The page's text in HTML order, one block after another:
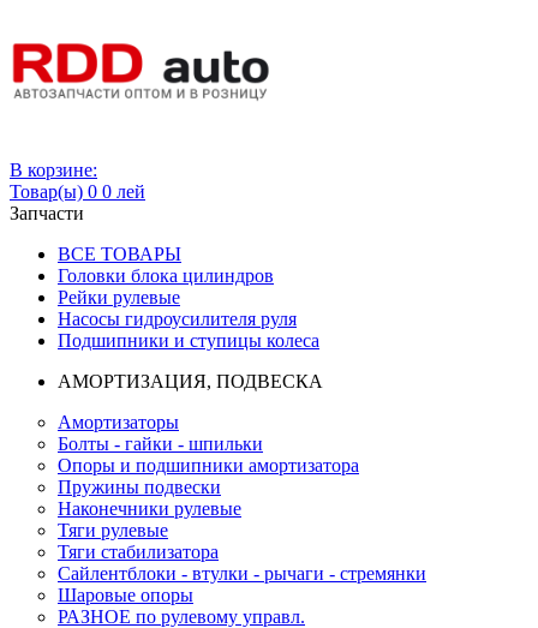
В корзине:
Товар(ы) 0 0 лей
Запчасти
ВСЕ ТОВАРЫ
Головки блока цилиндров
Рейки рулевые
Насосы гидроусилителя руля
Подшипники и ступицы колеса
АМОРТИЗАЦИЯ, ПОДВЕСКА
Амортизаторы
Болты - гайки - шпильки
Опоры и подшипники амортизатора
Пружины подвески
Наконечники рулевые
Тяги рулевые
Тяги стабилизатора
Сайлентблоки - втулки - рычаги - стремянки
Шаровые опоры
РАЗНОЕ по рулевому управл.